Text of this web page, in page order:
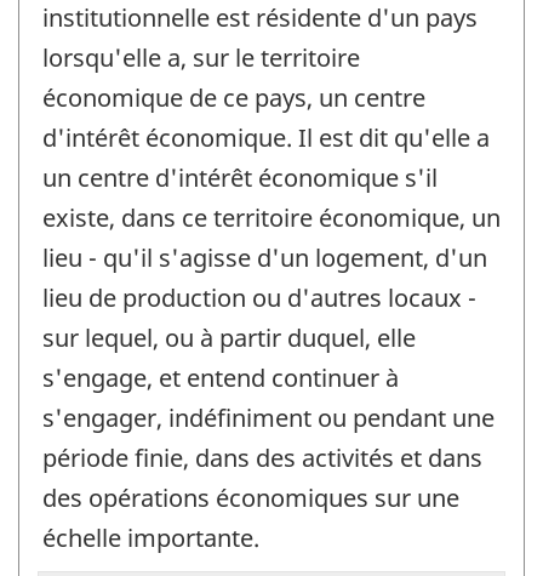
institutionnelle est résidente d'un pays
lorsqu'elle a, sur le territoire
économique de ce pays, un centre
d'intérêt économique. Il est dit qu'elle a
un centre d'intérêt économique s'il
existe, dans ce territoire économique, un
lieu - qu'il s'agisse d'un logement, d'un
lieu de production ou d'autres locaux -
sur lequel, ou à partir duquel, elle
s'engage, et entend continuer à
s'engager, indéfiniment ou pendant une
période finie, dans des activités et dans
des opérations économiques sur une
échelle importante.